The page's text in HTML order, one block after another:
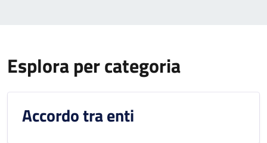
Esplora per categoria
Accordo tra enti